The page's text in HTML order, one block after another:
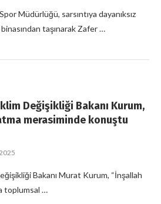
Müdürlüğü, sarsıntıya dayanıksız
taşınarak Zafer …
Değişikliği Bakanı Kurum,
merasiminde konuştu
Bakanı Murat Kurum, “İnşallah
toplumsal …